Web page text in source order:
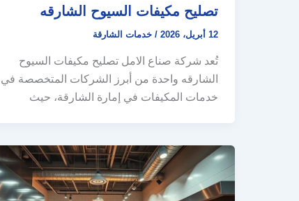
تصليح مكيفات السيوح الشارقه
12 أبريل، 2026 / خدمات الشارقة
تُعد شركة صناع الامل تصليح مكيفات السيوح
الشارقه واحدة من أبرز الشركات المتخصصة في
خدمات المكيفات في إمارة الشارقة، حيث